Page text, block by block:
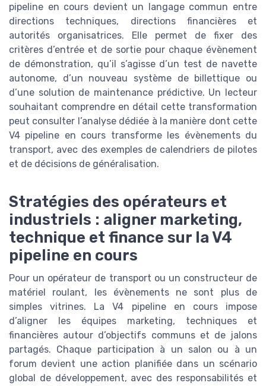
pipeline en cours devient un langage commun entre
directions techniques, directions financières et
autorités organisatrices. Elle permet de fixer des
critères d’entrée et de sortie pour chaque évènement
de démonstration, qu’il s’agisse d’un test de navette
autonome, d’un nouveau système de billettique ou
d’une solution de maintenance prédictive. Un lecteur
souhaitant comprendre en détail cette transformation
peut consulter l’analyse dédiée à la manière dont cette
V4 pipeline en cours transforme les évènements du
transport, avec des exemples de calendriers de pilotes
et de décisions de généralisation.
Stratégies des opérateurs et
industriels : aligner marketing,
technique et finance sur la V4
pipeline en cours
Pour un opérateur de transport ou un constructeur de
matériel roulant, les évènements ne sont plus de
simples vitrines. La V4 pipeline en cours impose
d’aligner les équipes marketing, techniques et
financières autour d’objectifs communs et de jalons
partagés. Chaque participation à un salon ou à un
forum devient une action planifiée dans un scénario
global de développement, avec des responsabilités et